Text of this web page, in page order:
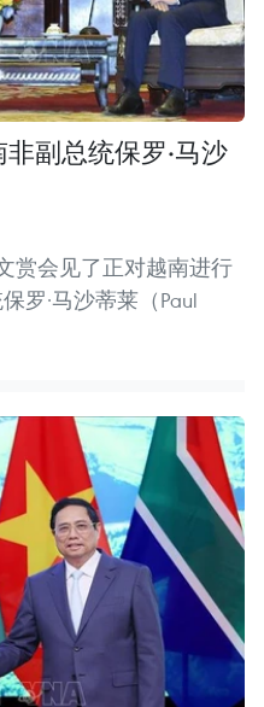
副总统保罗·马沙
赏会见了正对越南进行
罗·马沙蒂莱（Paul